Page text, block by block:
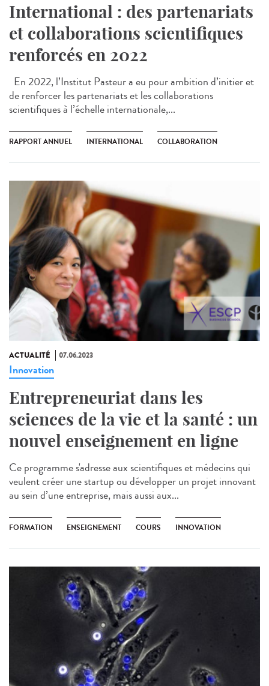
International : des partenariats
et collaborations scientifiques
renforcés en 2022
En 2022, l’Institut Pasteur a eu pour ambition d’initier et
de renforcer les partenariats et les collaborations
scientifiques à l’échelle internationale,...
RAPPORT ANNUEL INTERNATIONAL COLLABORATION
ACTUALITÉ 07.06.2023
Innovation
Entrepreneuriat dans les
sciences de la vie et la santé : un
nouvel enseignement en ligne
Ce programme s'adresse aux scientifiques et médecins qui
veulent créer une startup ou développer un projet innovant
au sein d’une entreprise, mais aussi aux...
FORMATION ENSEIGNEMENT COURS INNOVATION